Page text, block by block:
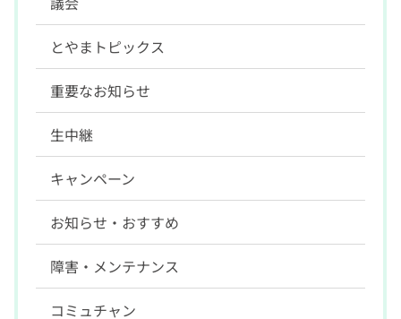
とやまトピックス
重要なお知らせ
生中継
キャンペーン
お知らせ・おすすめ
障害・メンテナンス
コミュチャン